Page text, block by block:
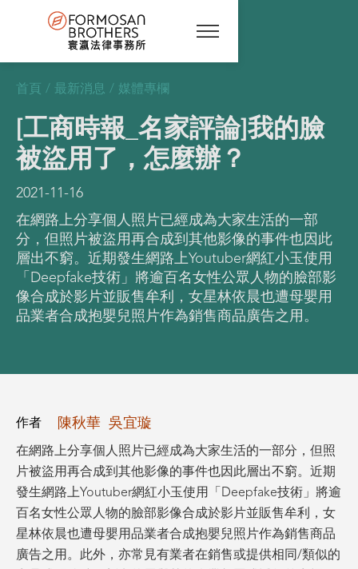
首頁 / 最新消息 / 媒體專欄
[工商時報_名家評論]我的臉
被盜用了，怎麼辦？
2021-11-16
在網路上分享個人照片已經成為大家生活的一部
分，但照片被盜用再合成到其他影像的事件也因此
層出不窮。近期發生網路上Youtuber網紅小玉使用
「Deepfake技術」將逾百名女性公眾人物的臉部影
像合成於影片並販售牟利，女星林依晨也遭母嬰用
品業者合成抱嬰兒照片作為銷售商品廣告之用。
作者 陳秋華 吳宜璇
在網路上分享個人照片已經成為大家生活的一部分，但照
片被盜用再合成到其他影像的事件也因此層出不窮。近期
發生網路上Youtuber網紅小玉使用「Deepfake技術」將逾
百名女性公眾人物的臉部影像合成於影片並販售牟利，女
星林依晨也遭母嬰用品業者合成抱嬰兒照片作為銷售商品
廣告之用。此外，亦常見有業者在銷售或提供相同/類似的